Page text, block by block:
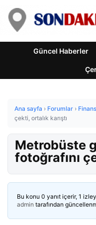
Güncel Haberler
Ana sayfa › Forumlar › Finans
çekti, ortalık karıştı
Metrobüste
fotoğrafını
Bu konu 0 yanıt içerir, 1
admin tarafından